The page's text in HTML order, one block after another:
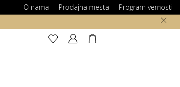
O nama Prodajna mesta Program vernosti